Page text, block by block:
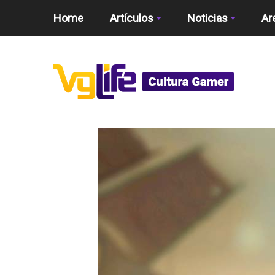
Home Artículos Noticias